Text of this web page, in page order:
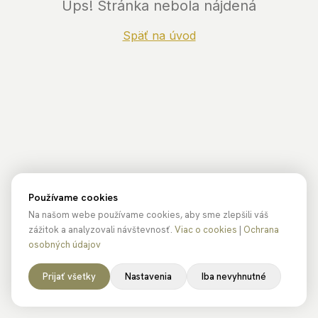
Ups! Stránka nebola nájdená
Späť na úvod
Používame cookies
Na našom webe používame cookies, aby sme zlepšili váš
zážitok a analyzovali návštevnosť. Viac o cookies | Ochrana
osobných údajov
Prijať všetky Nastavenia Iba nevyhnutné